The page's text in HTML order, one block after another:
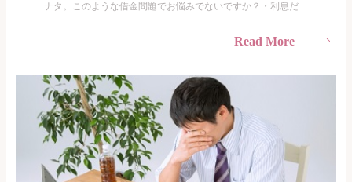
ナタ。このような借金問題でお悩みでないですか？・利息だけ
家族に知られたくない・借金の催促、取り立てで憂鬱にな
探すにも限界...
Read More